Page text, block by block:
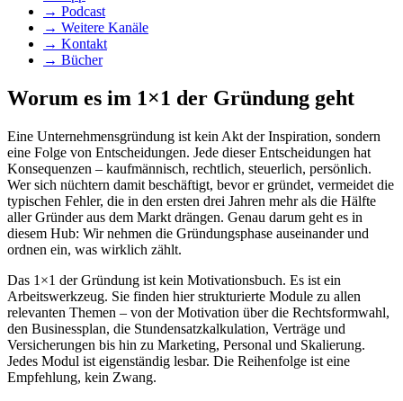
→ Podcast
→ Weitere Kanäle
→ Kontakt
→ Bücher
Worum es im 1×1 der Gründung geht
Eine Unternehmensgründung ist kein Akt der Inspiration, sondern
eine Folge von Entscheidungen. Jede dieser Entscheidungen hat
Konsequenzen – kaufmännisch, rechtlich, steuerlich, persönlich.
Wer sich nüchtern damit beschäftigt, bevor er gründet, vermeidet die
typischen Fehler, die in den ersten drei Jahren mehr als die Hälfte
aller Gründer aus dem Markt drängen. Genau darum geht es in
diesem Hub: Wir nehmen die Gründungsphase auseinander und
ordnen ein, was wirklich zählt.
Das 1×1 der Gründung ist kein Motivationsbuch. Es ist ein
Arbeitswerkzeug. Sie finden hier strukturierte Module zu allen
relevanten Themen – von der Motivation über die Rechtsformwahl,
den Businessplan, die Stundensatzkalkulation, Verträge und
Versicherungen bis hin zu Marketing, Personal und Skalierung.
Jedes Modul ist eigenständig lesbar. Die Reihenfolge ist eine
Empfehlung, kein Zwang.